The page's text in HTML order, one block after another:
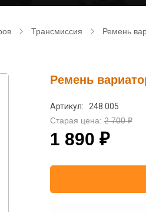
Трансмиссия Ремень
Ремень
Артикул: 248.005
Старая цена: 2 700₽
1 890 ₽